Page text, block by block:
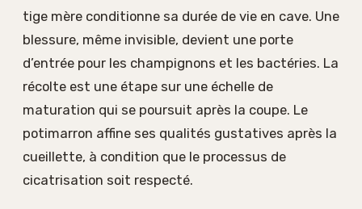
tige mère conditionne sa durée de vie en cave. Une
blessure, même invisible, devient une porte
d’entrée pour les champignons et les bactéries. La
récolte est une étape sur une échelle de
maturation qui se poursuit après la coupe. Le
potimarron affine ses qualités gustatives après la
cueillette, à condition que le processus de
cicatrisation soit respecté.